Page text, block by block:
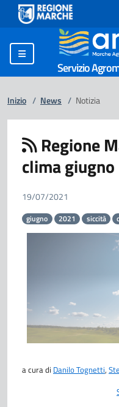
Servizio
Inizio / News / Notizia
Regione
clima
19/07/2021
giugno 2021 siccità
a cura di Danilo Tognetti,